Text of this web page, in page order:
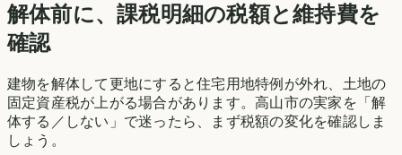
解体前に、課税明細の税額と維持費を
確認
建物を解体して更地にすると住宅用地特例が外れ、土地の
固定資産税が上がる場合があります。高山市の実家を「解
体する／しない」で迷ったら、まず税額の変化を確認しま
しょう。